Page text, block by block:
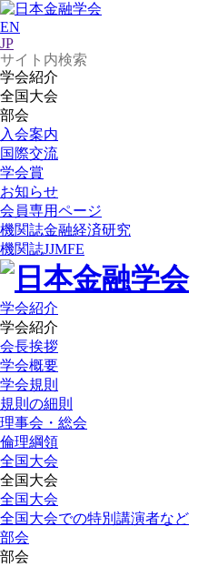
EN
JP
学会紹介
全国大会
部会
入会案内
国際交流
学会賞
お知らせ
会員専用ページ
機関誌金融経済研究
機関誌JJMFE
学会紹介
学会紹介
会長挨拶
学会概要
学会規則
規則の細則
理事会・総会
倫理綱領
全国大会
全国大会
全国大会
全国大会での特別講演者など
部会
部会